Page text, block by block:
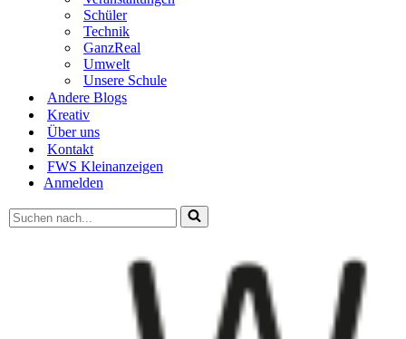
Schüler
Technik
GanzReal
Umwelt
Unsere Schule
Andere Blogs
Kreativ
Über uns
Kontakt
FWS Kleinanzeigen
Anmelden
Suchen
nach …